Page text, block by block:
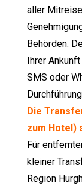
aller
Behörden.
Ihrer
SMS oder
Die
zum Hotel)
Für
kleiner
Region